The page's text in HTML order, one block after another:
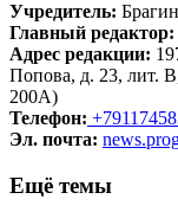
Учредитель:
Главный редактор:
Адрес редакции:
Попова, д. 23, лит.
200А)
Телефон:
Эл. почта:
Ещё темы